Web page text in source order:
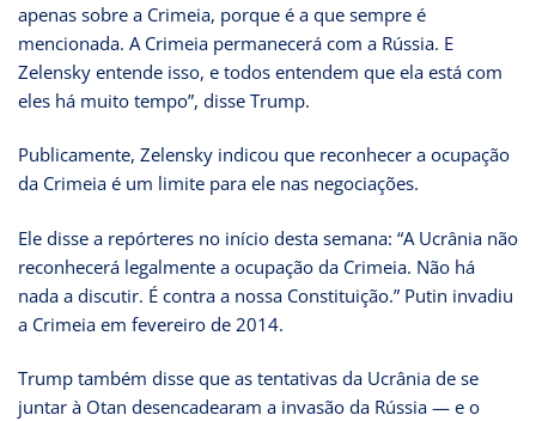
apenas sobre a Crimeia, porque é a que sempre é
mencionada. A Crimeia permanecerá com a Rússia. E
Zelensky entende isso, e todos entendem que ela está com
eles há muito tempo”, disse Trump.
Publicamente, Zelensky indicou que reconhecer a ocupação
da Crimeia é um limite para ele nas negociações.
Ele disse a repórteres no início desta semana: “A Ucrânia não
reconhecerá legalmente a ocupação da Crimeia. Não há
nada a discutir. É contra a nossa Constituição.” Putin invadiu
a Crimeia em fevereiro de 2014.
Trump também disse que as tentativas da Ucrânia de se
juntar à Otan desencadearam a invasão da Rússia — e o